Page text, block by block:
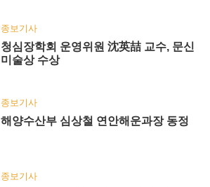
종보기사
청심장학회 운영위원 沈英喆 교수, 문신
미술상 수상
종보기사
해양수산부 심상철 연안해운과장 동정
종보기사